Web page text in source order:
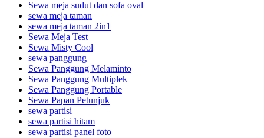
Sewa meja sudut dan sofa oval
sewa meja taman
sewa meja taman 2in1
Sewa Meja Test
Sewa Misty Cool
sewa panggung
Sewa Panggung Melaminto
Sewa Panggung Multiplek
Sewa Panggung Portable
Sewa Papan Petunjuk
sewa partisi
sewa partisi hitam
sewa partisi panel foto